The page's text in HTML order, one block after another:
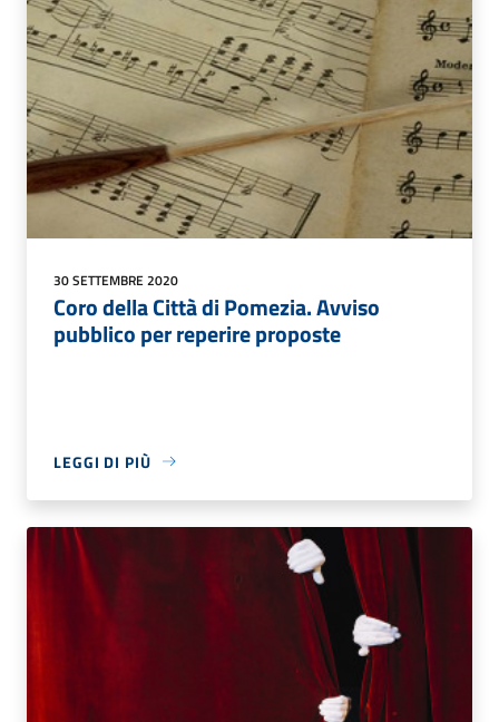
30 SETTEMBRE 2020
Coro della Città di Pomezia. Avviso
pubblico per reperire proposte
LEGGI DI PIÙ